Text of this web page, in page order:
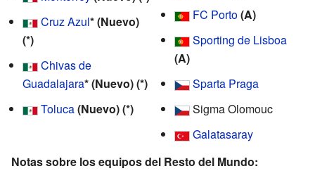
Cruz Azul* (Nuevo)
(*)
Chivas de
Guadalajara* (Nuevo) (*)
Toluca(Nuevo) (*)
FC Porto(A)
Sporting de Lisboa
(A)
Sparta Praga
Sigma Olomouc
Galatasaray
Notas sobre los equipos del Resto del Mundo: